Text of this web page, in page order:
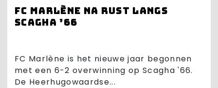
FC Marlène na rust langs
Scagha ’66
FC Marlène is het nieuwe jaar begonnen
met een 6-2 overwinning op Scagha '66.
De Heerhugowaardse...